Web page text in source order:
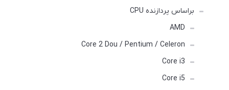
براساس پردازنده CPU
AMD
Core 2 Dou / Pentium / Celeron
Core i3
Core i5